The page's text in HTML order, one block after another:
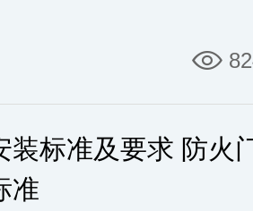
装标准及要求 防火
准